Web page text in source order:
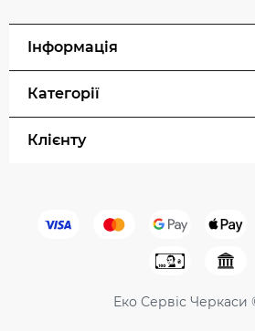
Інформація
Категорії
Клієнту
Еко Сервіс Черкаси